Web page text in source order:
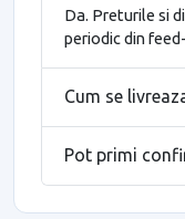
Da. Preturile si
periodic din
Cum se
Pot primi